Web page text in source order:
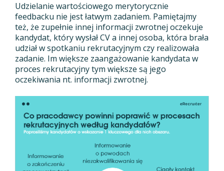
Udzielanie wartościowego merytorycznie
feedbacku nie jest łatwym zadaniem. Pamiętajmy
też, że zupełnie innej informacji zwrotnej oczekuje
kandydat, który wysłał CV a innej osoba, która brała
udział w spotkaniu rekrutacyjnym czy realizowała
zadanie. Im większe zaangażowanie kandydata w
proces rekrutacyjny tym większe są jego
oczekiwania nt. informacji zwrotnej.